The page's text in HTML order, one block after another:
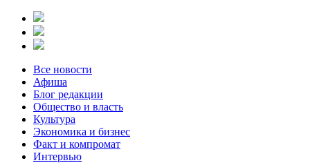
Все новости
Афиша
Блог редакции
Общество и власть
Культура
Экономика и бизнес
Факт и компромат
Интервью